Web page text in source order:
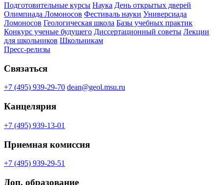
Подготовительные курсы Наука День открытых дверей
Олимпиада Ломоносов Фестиваль науки Универсиада
Ломоносов Геологическая школа Базы учебных практик
Конкурс ученые будущего Диссертационный советы Лекции
для школьников Школьникам
Пресс-релизы
Связаться
+7 (495) 939-29-70 dean@geol.msu.ru
Канцелярия
+7 (495) 939-13-01
Приемная комиссия
+7 (495) 939-29-51
Доп. образование